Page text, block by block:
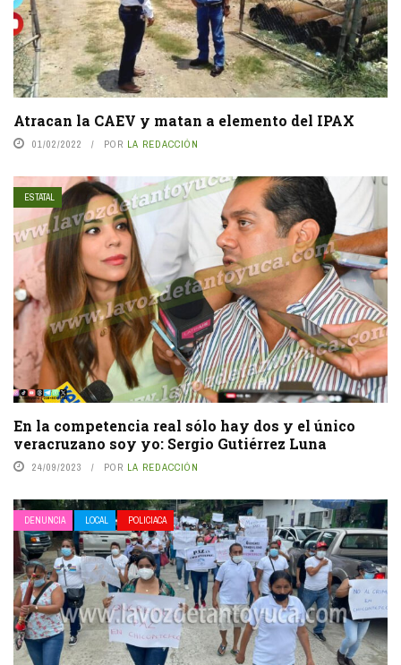
Atracan la CAEV y matan a elemento del IPAX
01/02/2022 POR LA REDACCIÓN
ESTATAL
En la competencia real sólo hay dos y el único
veracruzano soy yo: Sergio Gutiérrez Luna
24/09/2023 POR LA REDACCIÓN
DENUNCIA LOCAL POLICIACA